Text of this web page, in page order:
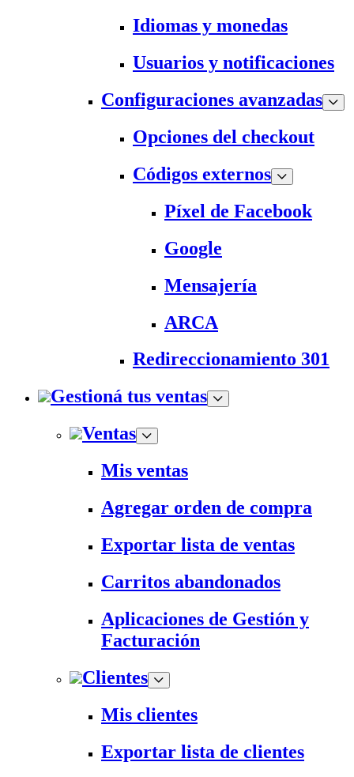
Idiomas y monedas
Usuarios y notificaciones
Configuraciones avanzadas
Opciones del checkout
Códigos externos
Píxel de Facebook
Google
Mensajería
ARCA
Redireccionamiento 301
Gestioná tus ventas
Ventas
Mis ventas
Agregar orden de compra
Exportar lista de ventas
Carritos abandonados
Aplicaciones de Gestión y
Facturación
Clientes
Mis clientes
Exportar lista de clientes